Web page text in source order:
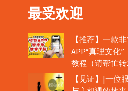
最受欢迎
【推荐】一款
APP“真理文化
教程（请帮忙转
【见证】|一位